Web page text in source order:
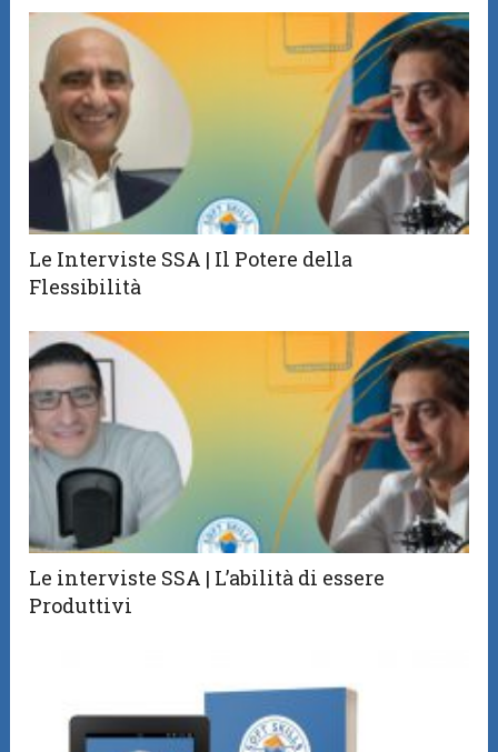
Le Interviste SSA | Il Potere della
Flessibilità
Le interviste SSA | L’abilità di essere
Produttivi